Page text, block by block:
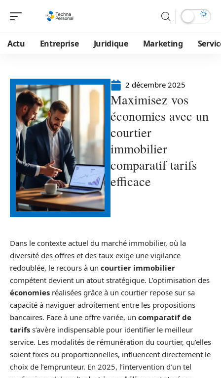
Actu Entreprise Juridique Marketing
2 décembre 2025
Maximisez vos
économies avec un
courtier
immobilier
comparatif tarifs
efficace
Dans le contexte actuel du marché immobilier, où la
diversité des offres et des taux exige une vigilance
redoublée, le recours à un courtier immobilier
compétent devient un atout stratégique. L’optimisation des
économies réalisées grâce à un courtier repose sur sa
capacité à naviguer adroitement entre les propositions
bancaires. Face à une offre variée, un comparatif de
tarifs s’avère indispensable pour identifier le meilleur
service. Les modalités de rémunération du courtier, qu’elles
soient fixes ou proportionnelles, influencent directement le
choix de l’emprunteur. En 2025, l’intervention d’un tel